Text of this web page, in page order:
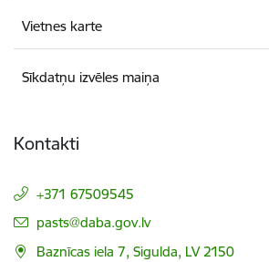
Vietnes karte
Sīkdatņu izvēles maiņa
Kontakti
+371 67509545
E-pasts:
pasts@daba.gov.lv
Baznīcas iela 7, Sigulda, LV 2150